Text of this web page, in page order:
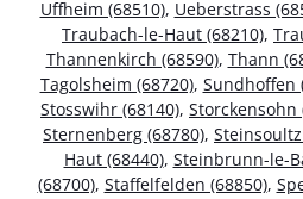
Uffheim (68510), Ueberstrass
Traubach-le-Haut (68210),
Thannenkirch (68590), Thann
Tagolsheim (68720), Sundhoffen
Stosswihr (68140), Storckensohn
Sternenberg (68780),
Haut (68440), Steinbrunn-le-
(68700), Staffelfelden (68850),